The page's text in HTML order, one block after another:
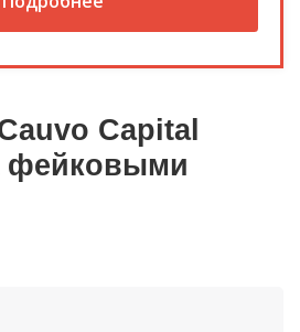
Capital
фейковыми